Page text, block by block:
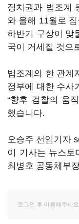
정치권과 법조계
와 올해 11월로
하반기 구상이 맞
국이 거세질 것으
법조계의 한 관계
정부에 대한 수사
“향후 검찰의 움
했습니다.
오승주 선임기자
이 기사는 뉴스토
최병호 공동체부